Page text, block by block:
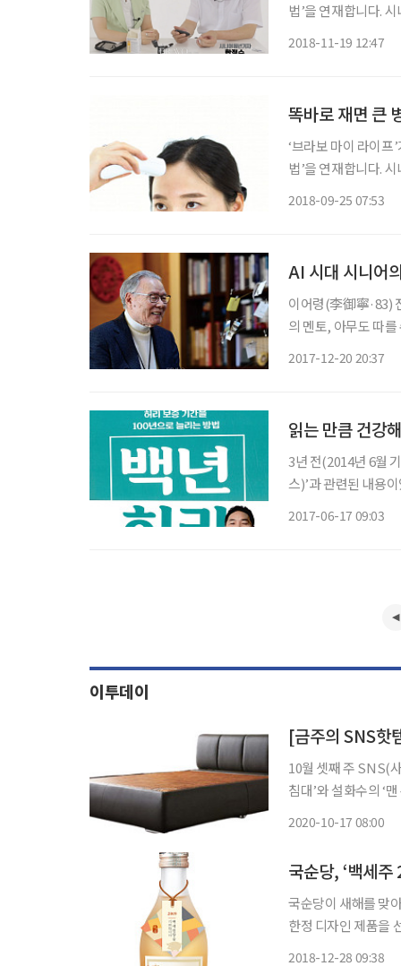
법’을 연재합니다.
2018-11-19 12:47
똑바로 재면 큰
‘브라보 마이 라이프
법’을 연재합니다.
2018-09-25 07:53
AI 시대 시니어
이어령(李御寧·83)
의 멘토, 아무도 따
2017-12-20 20:37
읽는 만큼 건강
3년 전(2014년 6월
스)’과 관련된 내용
2017-06-17 09:03
이투데이
10월 셋째 주 SNS(
침대’와 설화수의 ‘맨 본윤 2종세
2020-10-17 08:00
국순당, ‘백세
국순당이 새해를 맞
한정 디자인 제품을 선보인다고 28일 밝
2018-12-28 09:38